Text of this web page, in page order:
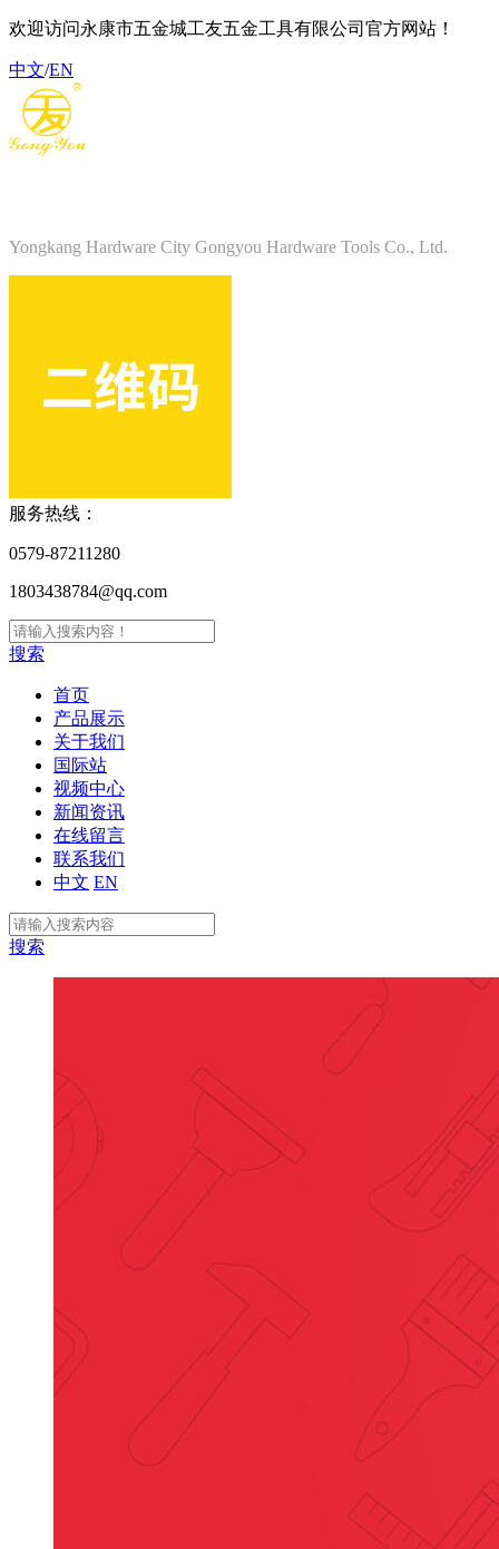
欢迎访问永康市五金城工友五金工具有限公司官方网站！
中文/EN
Yongkang Hardware City Gongyou Hardware Tools Co., Ltd.
服务热线：
0579-87211280
1803438784@qq.com
搜索
首页
产品展示
关于我们
国际站
视频中心
新闻资讯
在线留言
联系我们
中文 EN
搜索